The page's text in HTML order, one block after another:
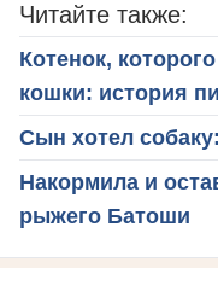
Читайте также:
Котенок,
кошки: история
Сын хотел
Накормила и
рыжего Батоши